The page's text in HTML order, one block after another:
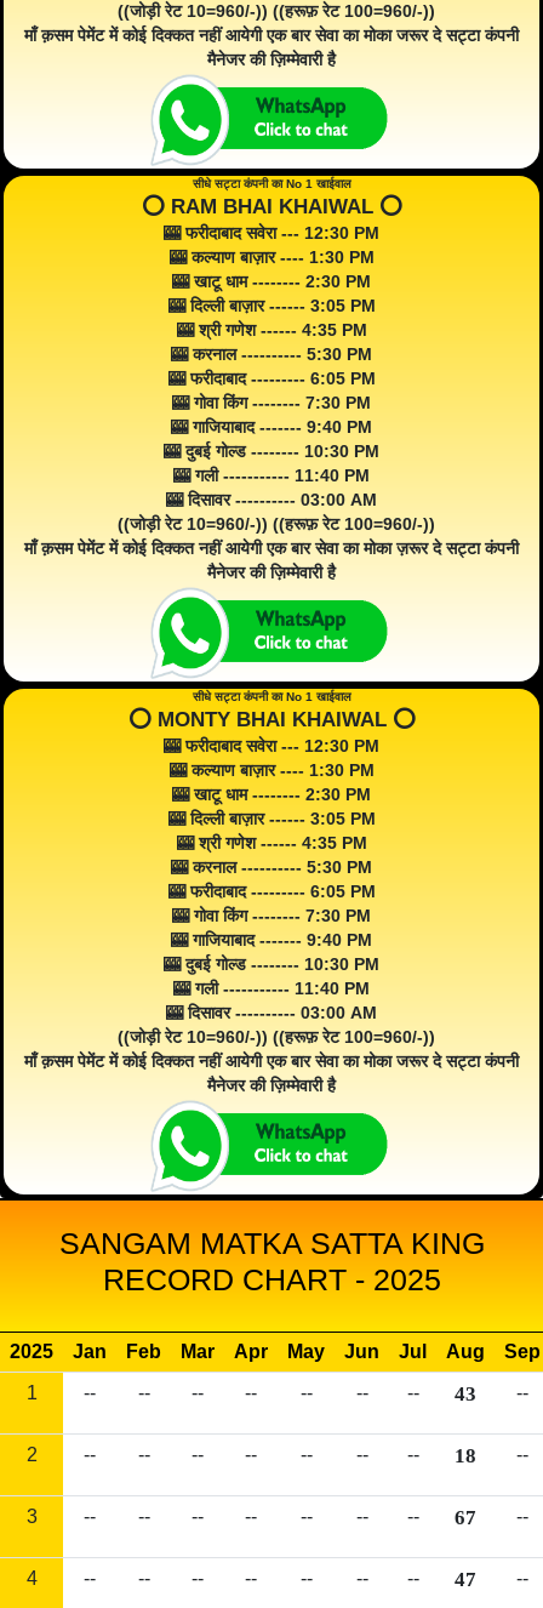
((जोड़ी रेट 10=960/-)) ((हरूफ़ रेट 100=960/-))
माँ क़सम पेमेंट में कोई दिक्कत नहीं आयेगी एक बार सेवा का मोका जरूर दे सट्टा कंपनी
मैनेजर की ज़िम्मेवारी है
सीधे सट्टा कंपनी का No 1 खाईवाल
⭕️ RAM BHAI KHAIWAL ⭕️
🎰 फरीदाबाद सवेरा --- 12:30 PM
🎰 कल्याण बाज़ार ---- 1:30 PM
🎰 खाटू धाम -------- 2:30 PM
🎰 दिल्ली बाज़ार ------ 3:05 PM
🎰 श्री गणेश ------ 4:35 PM
🎰 करनाल ---------- 5:30 PM
🎰 फरीदाबाद --------- 6:05 PM
🎰 गोवा किंग -------- 7:30 PM
🎰 गाजियाबाद ------- 9:40 PM
🎰 दुबई गोल्ड -------- 10:30 PM
🎰 गली ----------- 11:40 PM
🎰 दिसावर ---------- 03:00 AM
((जोड़ी रेट 10=960/-)) ((हरूफ़ रेट 100=960/-))
माँ क़सम पेमेंट में कोई दिक्कत नहीं आयेगी एक बार सेवा का मोका ज़रूर दे सट्टा कंपनी
मैनेजर की ज़िम्मेवारी है
सीधे सट्टा कंपनी का No 1 खाईवाल
⭕️ MONTY BHAI KHAIWAL ⭕️
🎰 फरीदाबाद सवेरा --- 12:30 PM
🎰 कल्याण बाज़ार ---- 1:30 PM
🎰 खाटू धाम -------- 2:30 PM
🎰 दिल्ली बाज़ार ------ 3:05 PM
🎰 श्री गणेश ------ 4:35 PM
🎰 करनाल ---------- 5:30 PM
🎰 फरीदाबाद --------- 6:05 PM
🎰 गोवा किंग -------- 7:30 PM
🎰 गाजियाबाद ------- 9:40 PM
🎰 दुबई गोल्ड -------- 10:30 PM
🎰 गली ----------- 11:40 PM
🎰 दिसावर ---------- 03:00 AM
((जोड़ी रेट 10=960/-)) ((हरूफ़ रेट 100=960/-))
माँ क़सम पेमेंट में कोई दिक्कत नहीं आयेगी एक बार सेवा का मोका जरूर दे सट्टा कंपनी
मैनेजर की ज़िम्मेवारी है
SANGAM MATKA SATTA KING
RECORD CHART - 2025
2025 Jan Feb Mar Apr May Jun Jul Aug
Sep
1
-- -- -- -- -- -- -- 43 --
2 -- -- -- -- -- -- -- 18 --
3 -- -- -- -- -- -- -- 67 --
4 -- -- -- -- -- -- -- 47 --